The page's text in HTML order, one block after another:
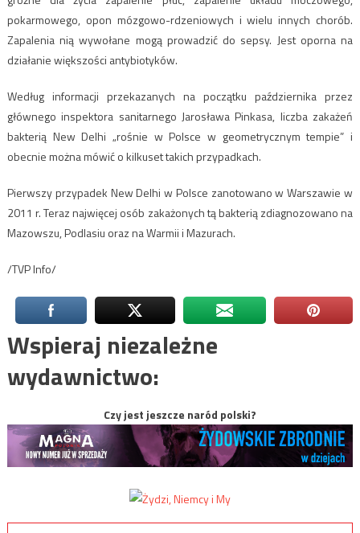
pokarmowego, opon mózgowo-rdzeniowych i wielu innych chorób.
Zapalenia nią wywołane mogą prowadzić do sepsy. Jest oporna na
działanie większości antybiotyków.
Według informacji przekazanych na początku października przez
głównego inspektora sanitarnego Jarosława Pinkasa, liczba zakażeń
bakterią New Delhi „rośnie w Polsce w geometrycznym tempie” i
obecnie można mówić o kilkuset takich przypadkach.
Pierwszy przypadek New Delhi w Polsce zanotowano w Warszawie w
2011 r. Teraz najwięcej osób zakażonych tą bakterią zdiagnozowano na
Mazowszu, Podlasiu oraz na Warmii i Mazurach.
/TVP Info/
Wspieraj niezależne
wydawnictwo:
Czy jest jeszcze naród polski?